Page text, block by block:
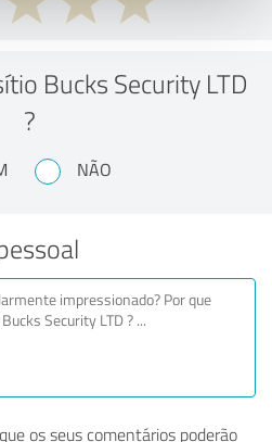
Bucks Security LTD
?
NÃO
os seus comentários poderão